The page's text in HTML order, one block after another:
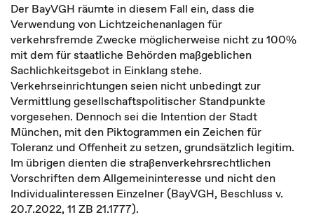
Der BayVGH räumte in diesem Fall ein, dass die
Verwendung von Lichtzeichenanlagen für
verkehrsfremde Zwecke möglicherweise nicht zu 100%
mit dem für staatliche Behörden maßgeblichen
Sachlichkeitsgebot in Einklang stehe.
Verkehrseinrichtungen seien nicht unbedingt zur
Vermittlung gesellschaftspolitischer Standpunkte
vorgesehen. Dennoch sei die Intention der Stadt
München, mit den Piktogrammen ein Zeichen für
Toleranz und Offenheit zu setzen, grundsätzlich legitim.
Im übrigen dienten die straßenverkehrsrechtlichen
Vorschriften dem Allgemeininteresse und nicht den
Individualinteressen Einzelner (BayVGH, Beschluss v.
20.7.2022, 11 ZB 21.1777).